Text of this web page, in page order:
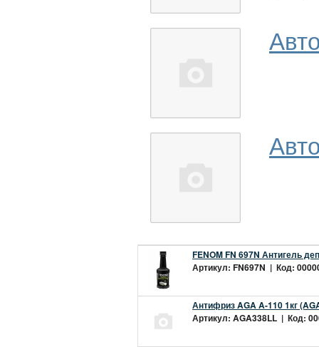
FENOM FN 697N Антигель
Артикул: FN697N | Код:
Антифриз AGA A-110 1кг
Артикул: AGA338LL | Код: